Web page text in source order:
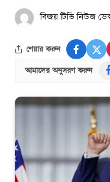
বিজয় টিভি নিউজ
শেয়ার করুন
আমাদের অনুসরণ করুন